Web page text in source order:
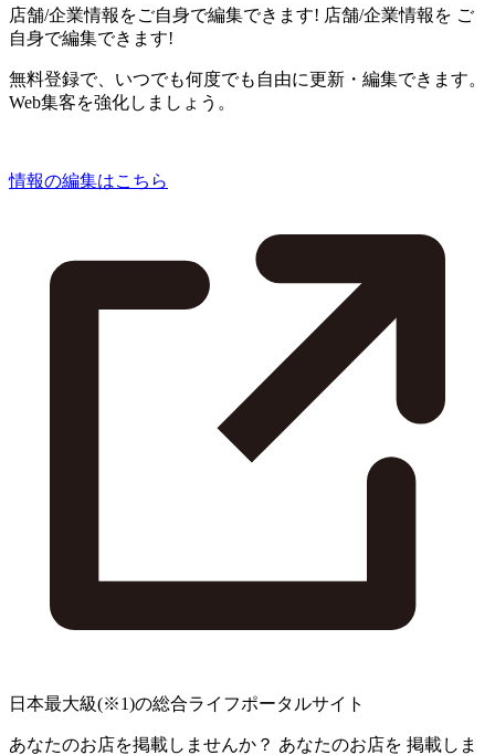
店舗/企業情報をご自身で編集できます! 店舗/企業情報を ご
自身で編集できます!
無料登録で、いつでも何度でも自由に更新・編集できます。
Web集客を強化しましょう。
情報の編集はこちら
日本最大級(※1)の総合ライフポータルサイト
あなたのお店を掲載しませんか？ あなたのお店を 掲載しま